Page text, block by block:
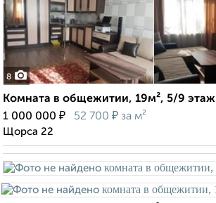
8
Комната в общежитии, 19м², 5/9 этаж
1 000 000 ₽ 52 700 ₽ за м²
Щорса 22